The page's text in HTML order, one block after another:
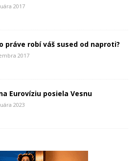
2017
práve robí váš sused od naproti?
2017
Eurovíziu posiela Vesnu
2023